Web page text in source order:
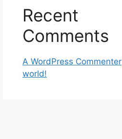
Recent
Comments
A WordPress Commenter
world!